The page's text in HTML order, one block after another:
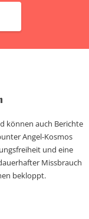
können auch Berichte
Angel-Kosmos
und eine
Missbrauch
bekloppt.